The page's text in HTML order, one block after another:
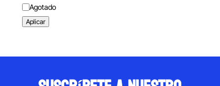
Agotado
Aplicar